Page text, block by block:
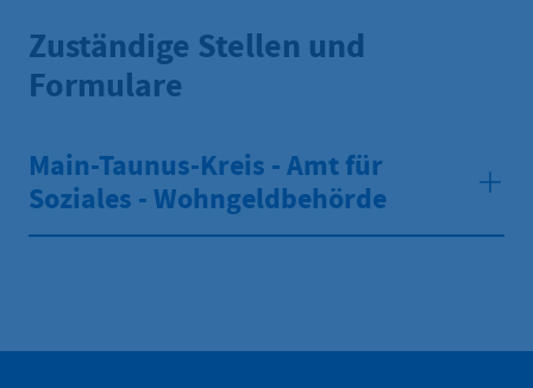
Zuständige Stellen und
Formulare
Main-Taunus-Kreis - Amt für
Soziales - Wohngeldbehörde